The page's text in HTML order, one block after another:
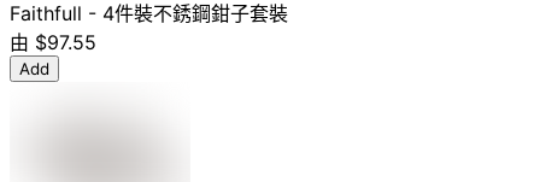
Faithfull - 4件裝不銹鋼鉗子套裝
由 $97.55
Add